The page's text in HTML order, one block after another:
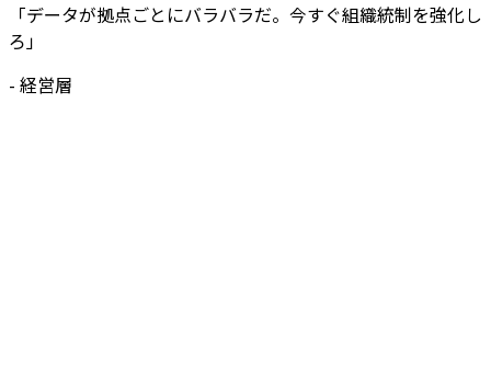
「データが拠点ごとにバラバラだ。今すぐ組織統制を強化し
ろ」
- 経営層